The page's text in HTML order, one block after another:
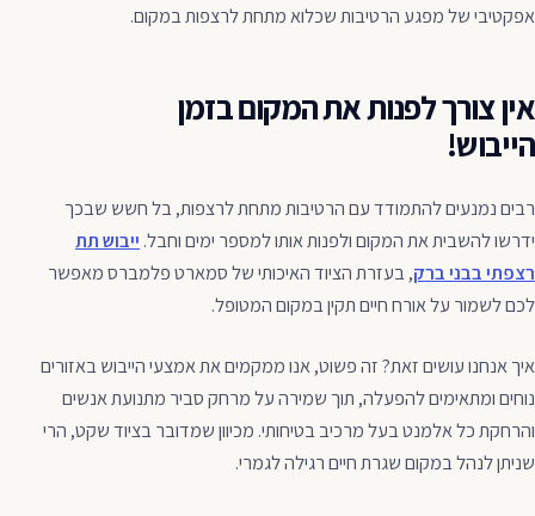
אפקטיבי של מפגע הרטיבות שכלוא מתחת לרצפות במקום.
אין צורך לפנות את המקום בזמן
הייבוש!
רבים נמנעים להתמודד עם הרטיבות מתחת לרצפות, בל חשש שבכך
ידרשו להשבית את המקום ולפנות אותו למספר ימים וחבל. ייבוש תת
רצפתי בבני ברק, בעזרת הציוד האיכותי של סמארט פלמברס מאפשר
לכם לשמור על אורח חיים תקין במקום המטופל.
איך אנחנו עושים זאת? זה פשוט, אנו ממקמים את אמצעי הייבוש באזורים
נוחים ומתאימים להפעלה, תוך שמירה על מרחק סביר מתנועת אנשים
והרחקת כל אלמנט בעל מרכיב בטיחותי. מכיוון שמדובר בציוד שקט, הרי
שניתן לנהל במקום שגרת חיים רגילה לגמרי.